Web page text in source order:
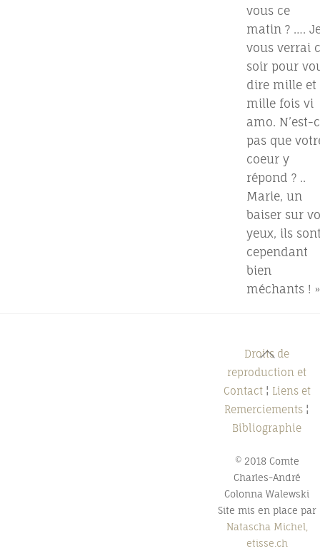
vous ce
matin ? ….
vous verrai
soir pour
dire mille et
mille fois vi
amo. N’est-
pas que
coeur y
répond ? ..
Marie, un
baiser sur
yeux, ils
cependant
bien
méchants ! »
Back
To
Top
Droits de
reproduction et
Contact¦ Liens et
Remerciements ¦
Bibliographie
© 2018 Comte
Charles-André
Colonna Walewski
Site mis en place par
Natascha Michel,
etisse.ch